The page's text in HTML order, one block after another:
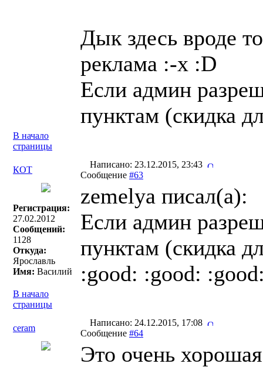
Дык здесь вроде
реклама :-x :D
Если админ
пунктам (скидка
В начало
страницы
КОТ
Написано: 23.12.2015, 23:43
Сообщение #63
Регистрация:
27.02.2012
Сообщений:
1128
Откуда:
Ярославль
Имя: Василий
zemelya писал(a):
Если админ
пунктам (скидка
:good: :good:
В начало
страницы
ceram
Написано: 24.12.2015, 17:08
Сообщение #64
Это очень